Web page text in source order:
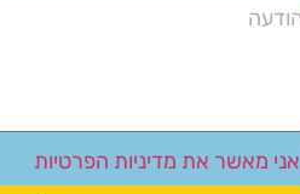
אני מאשר את מדיניות הפרטיות